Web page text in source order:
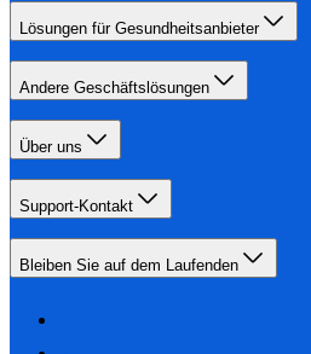
Lösungen für Gesundheitsanbieter
Andere Geschäftslösungen
Über uns
Support-Kontakt
Bleiben Sie auf dem Laufenden